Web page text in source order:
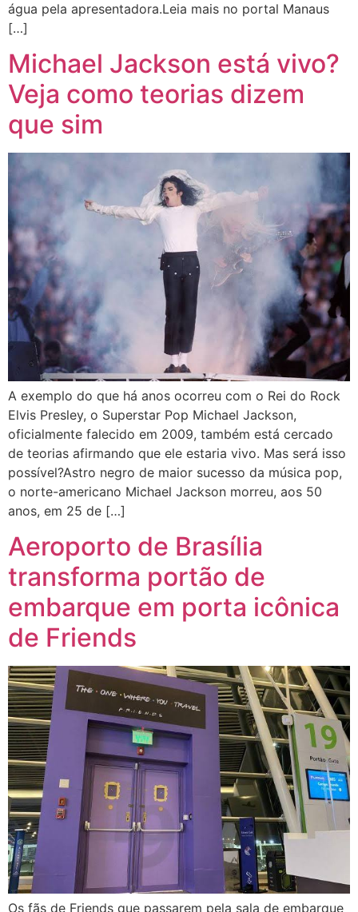
água pela apresentadora.Leia mais no portal Manaus
[…]
Michael Jackson está vivo?
Veja como teorias dizem
que sim
A exemplo do que há anos ocorreu com o Rei do Rock
Elvis Presley, o Superstar Pop Michael Jackson,
oficialmente falecido em 2009, também está cercado
de teorias afirmando que ele estaria vivo. Mas será isso
possível?Astro negro de maior sucesso da música pop,
o norte-americano Michael Jackson morreu, aos 50
anos, em 25 de […]
Aeroporto de Brasília
transforma portão de
embarque em porta icônica
de Friends
Os fãs de Friends que passarem pela sala de embarque